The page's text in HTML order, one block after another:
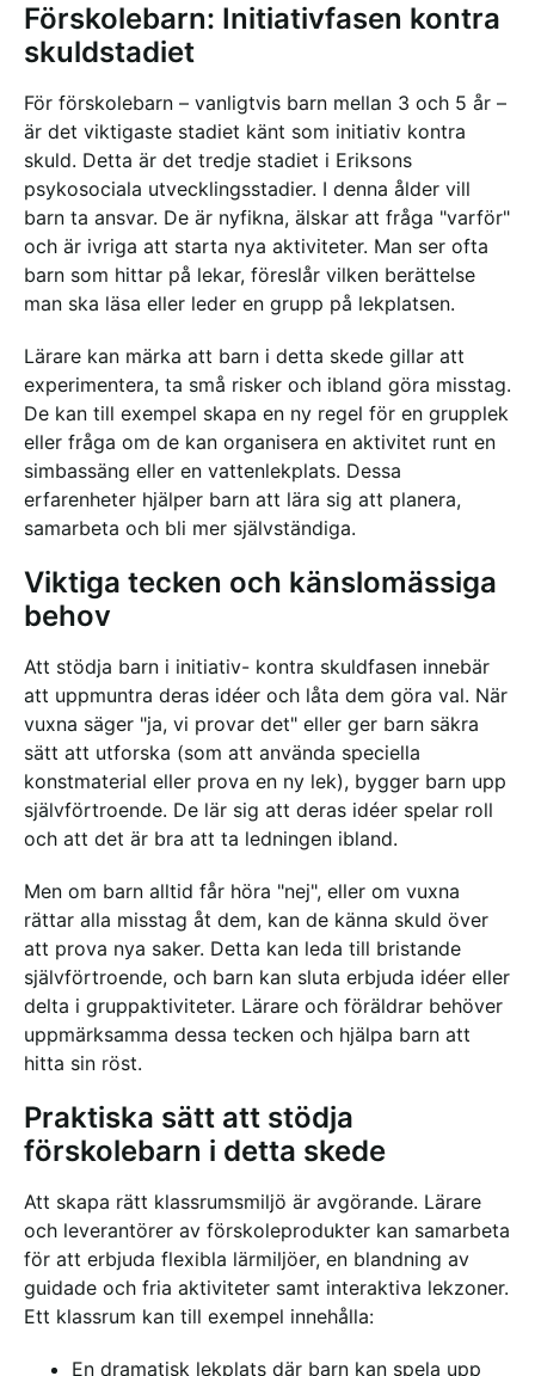
Förskolebarn: Initiativfasen kontra
skuldstadiet
För förskolebarn – vanligtvis barn mellan 3 och 5 år –
är det viktigaste stadiet känt som initiativ kontra
skuld. Detta är det tredje stadiet i Eriksons
psykosociala utvecklingsstadier. I denna ålder vill
barn ta ansvar. De är nyfikna, älskar att fråga "varför"
och är ivriga att starta nya aktiviteter. Man ser ofta
barn som hittar på lekar, föreslår vilken berättelse
man ska läsa eller leder en grupp på lekplatsen.
Lärare kan märka att barn i detta skede gillar att
experimentera, ta små risker och ibland göra misstag.
De kan till exempel skapa en ny regel för en grupplek
eller fråga om de kan organisera en aktivitet runt en
simbassäng eller en vattenlekplats. Dessa
erfarenheter hjälper barn att lära sig att planera,
samarbeta och bli mer självständiga.
Viktiga tecken och känslomässiga
behov
Att stödja barn i initiativ- kontra skuldfasen innebär
att uppmuntra deras idéer och låta dem göra val. När
vuxna säger "ja, vi provar det" eller ger barn säkra
sätt att utforska (som att använda speciella
konstmaterial eller prova en ny lek), bygger barn upp
självförtroende. De lär sig att deras idéer spelar roll
och att det är bra att ta ledningen ibland.
Men om barn alltid får höra "nej", eller om vuxna
rättar alla misstag åt dem, kan de känna skuld över
att prova nya saker. Detta kan leda till bristande
självförtroende, och barn kan sluta erbjuda idéer eller
delta i gruppaktiviteter. Lärare och föräldrar behöver
uppmärksamma dessa tecken och hjälpa barn att
hitta sin röst.
Praktiska sätt att stödja
förskolebarn i detta skede
Att skapa rätt klassrumsmiljö är avgörande. Lärare
och leverantörer av förskoleprodukter kan samarbeta
för att erbjuda flexibla lärmiljöer, en blandning av
guidade och fria aktiviteter samt interaktiva lekzoner.
Ett klassrum kan till exempel innehålla:
En dramatisk lekplats där barn kan spela upp